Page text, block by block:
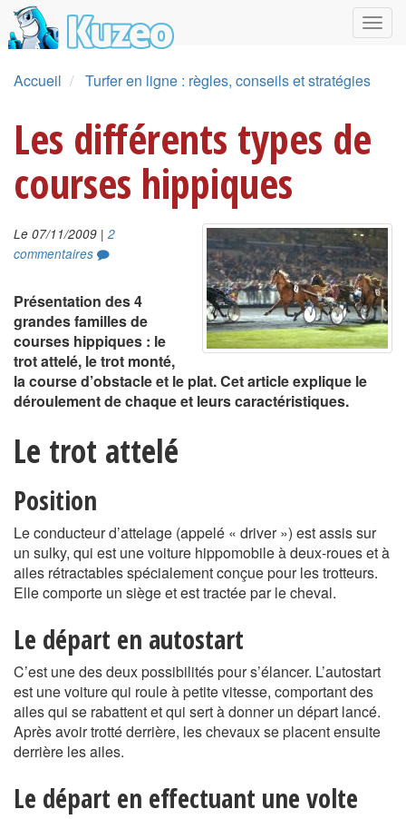
Accueil Turfer en ligne : règles, conseils et stratégies
Les différents types de
courses hippiques
Le 07/11/2009 | 2
commentaires
Présentation des 4
grandes familles de
courses hippiques : le
trot attelé, le trot monté,
la course d’obstacle et le plat. Cet article explique le
déroulement de chaque et leurs caractéristiques.
Le trot attelé
Position
Le conducteur d’attelage (appelé « driver ») est assis sur
un sulky, qui est une voiture hippomobile à deux-roues et à
ailes rétractables spécialement conçue pour les trotteurs.
Elle comporte un siège et est tractée par le cheval.
Le départ en autostart
C’est une des deux possibilités pour s’élancer. L’autostart
est une voiture qui roule à petite vitesse, comportant des
ailes qui se rabattent et qui sert à donner un départ lancé.
Après avoir trotté derrière, les chevaux se placent ensuite
derrière les ailes.
Le départ en effectuant une volte